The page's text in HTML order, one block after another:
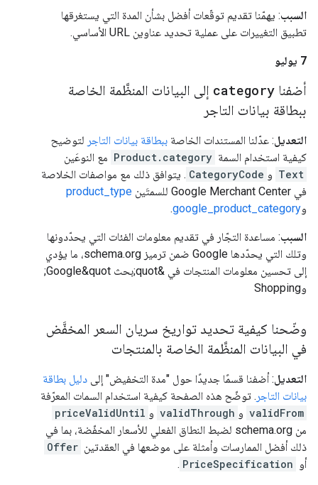
السبب: يهمّنا تقديم توقّعات أفضل بشأن المدة التي يستغرقها
تطبيق التغييرات على عملية تحديد عناوين URL الأساسي.
‫7 يوليو
أضفنا category إلى البيانات المنظَّمة الخاصة
ببطاقة بيانات التاجر
التعديل: عدّلنا المستندات الخاصة ببطاقة بيانات التاجر لتوضيح
كيفية استخدام السمة Product.category مع النوعَين
Text و CategoryCode . يتوافق ذلك مع مواصفات الخلاصة
في Google Merchant Center للسمتَين
product_type
وgoogle_product_category
.
السبب: مساعدة التجّار في تقديم معلومات الفئات التي يحدّدونها
وتلك التي يحدّدها Google ضمن ترميز schema.org، ما يؤدي
إلى تحسين معلومات المنتجات في &quot;بحث Google&quot;
وShopping
وضّحنا كيفية تحديد تواريخ سريان السعر المخفَّض
في البيانات المنظَّمة الخاصة بالمنتجات
التعديل: أضفنا قسمًا جديدًا حول "مدة التخفيض" إلى دليل بطاقة
بيانات التاجر . توضّح هذه الصفحة كيفية استخدام السمات المعرّفة
validFrom و validThrough و priceValidUntil
من schema.org لضبط النطاق الفعلي للأسعار المخفّضة، بما في
ذلك أفضل الممارسات وأمثلة على موضعها في العقدتين Offer
أو PriceSpecification
.